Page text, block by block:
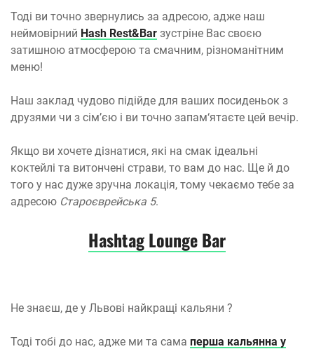
Тоді ви точно звернулись за адресою, адже наш
неймовірний Hash Rest&Bar зустріне Вас своєю
затишною атмосферою та смачним, різноманітним
меню!
Наш заклад чудово підійде для ваших посиденьок з
друзями чи з сімʼєю і ви точно запам‘ятаєте цей вечір.
Якщо ви хочете дізнатися, які на смак ідеальні
коктейлі та витончені страви, то вам до нас. Ще й до
того у нас дуже зручна локація, тому чекаємо тебе за
адресою Староєврейська 5.
Hashtag Lounge Bar
Не знаєш, де у Львові найкращі кальяни ?
Тоді тобі до нас, адже ми та сама перша кальянна у